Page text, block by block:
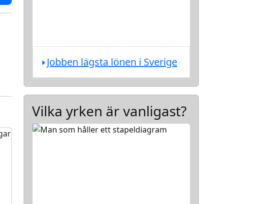
Jobben lägsta lönen i Sverige
Vilka yrken är vanligast?